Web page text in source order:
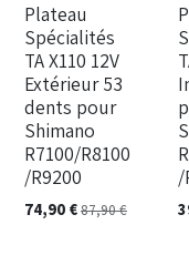
Plateau
Spécialités
TA X110 12V
Extérieur 53
dents pour
Shimano
R7100/R8100
/R9200
74,90 €87,90€
/